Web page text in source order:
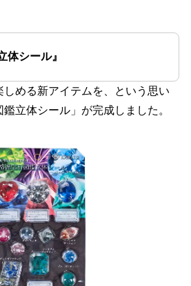
体シール』
める新アイテムを、という思い
立体シール」が完成しました。